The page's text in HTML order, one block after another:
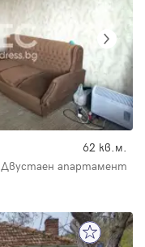
62 кв.м.
Двустаен апартамент